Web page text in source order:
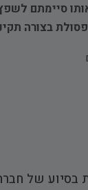
סיימתם
בצורה
בסיוע של